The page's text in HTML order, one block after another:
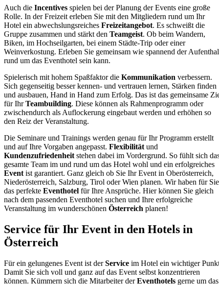
Auch die Incentives spielen bei der Planung der Events eine große
Rolle. In der Freizeit erleben Sie mit den Mitgliedern rund um Ihr
Hotel ein abwechslungsreiches Freizeitangebot. Es schweißt die
Gruppe zusammen und stärkt den Teamgeist. Ob beim Wandern,
Biken, im Hochseilgarten, bei einem Städte-Trip oder einer
Weinverkostung. Erleben Sie gemeinsam wie spannend der
rund um das Eventhotel sein kann.
Spielerisch mit hohem Spaßfaktor die Kommunikation verbessern.
Sich gegenseitig besser kennen- und vertrauen lernen, Stärken finden
und ausbauen, Hand in Hand zum Erfolg. Das ist das gemeinsame
für IhrTeambuilding. Diese können als Rahmenprogramm oder
zwischendurch als Auflockerung eingebaut werden und erhöhen so
den Reiz der Veranstaltung.
Die Seminare und Trainings werden genau für Ihr Programm erstellt
und auf Ihre Vorgaben angepasst. Flexibilität und
Kundenzufriedenheit stehen dabei im Vordergrund. So fühlt sich
gesamte Team im und rund um das Hotel wohl und ein erfolgreiches
Event ist garantiert. Ganz gleich ob Sie Ihr Event in Oberösterreich,
Niederösterreich, Salzburg, Tirol oder Wien planen. Wir haben für Sie
das perfekte Eventhotel für Ihre Ansprüche. Hier können Sie gleich
nach dem passenden Eventhotel suchen und Ihre erfolgreiche
Veranstaltung im wunderschönen Österreich planen!
Service für Ihr Event in den Hotels in
Österreich
Für ein gelungenes Event ist derService im Hotel ein wichtiger
Damit Sie sich voll und ganz auf das Event selbst konzentrieren
können. Kümmern sich die Mitarbeiter derEventhotels gerne um das